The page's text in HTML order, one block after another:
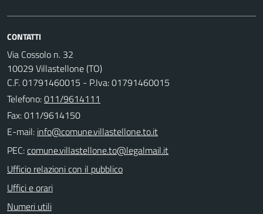
CONTATTI
Via Cossolo n. 32
10029 Villastellone (TO)
C.F. 01791460015 - P.Iva: 01791460015
Telefono:011/9614111
Fax: 011/9614150
E-mail:
PEC:
Ufficio relazioni con il pubblico
Uffici e orari
Numeri utili